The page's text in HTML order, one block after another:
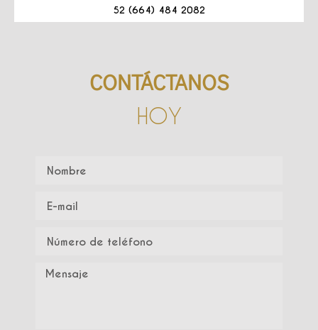
52 (664) 484 2082
CONTÁCTANOS
HOY